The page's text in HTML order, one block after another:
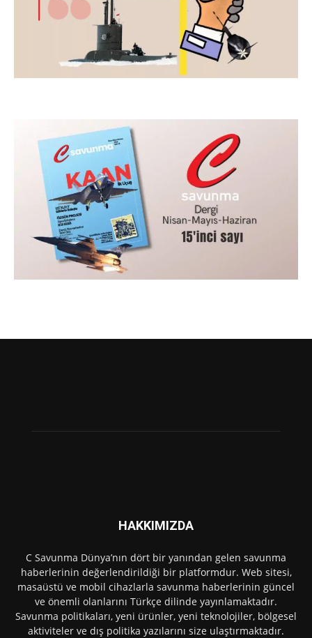
HAKKIMIZDA
C Savunma Dünya’nın dört bir yanından gelen savunma
haberlerinin değerlendirildiği bir platformdur. Web sitesi,
masaüstü ve mobil cihazlarla savunma haberlerinin güncel
ve önemli olanlarını Türkçe dilinde yayınlamaktadır.
Savunma politikaları, yeni ürünler, yeni teknolojiler, bölgesel
aktiviteler ve dış politika yazılarını size ulaştırmaktadır.